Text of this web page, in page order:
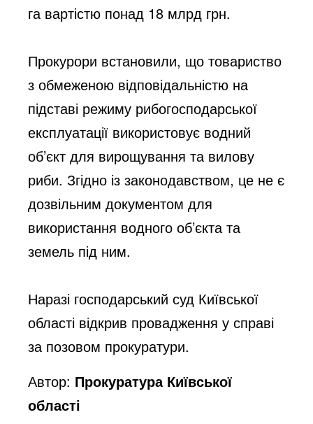
га вартістю понад 18 млрд грн.
Прокурори встановили, що товариство
з обмеженою відповідальністю на
підставі режиму рибогосподарської
експлуатації використовує водний
об’єкт для вирощування та вилову
риби. Згідно із законодавством, це не є
дозвільним документом для
використання водного об’єкта та
земель під ним.
Наразі господарський суд Київської
області відкрив провадження у справі
за позовом прокуратури.
Автор: Прокуратура Київської
області